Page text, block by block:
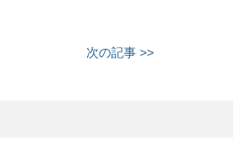
次の記事 >>